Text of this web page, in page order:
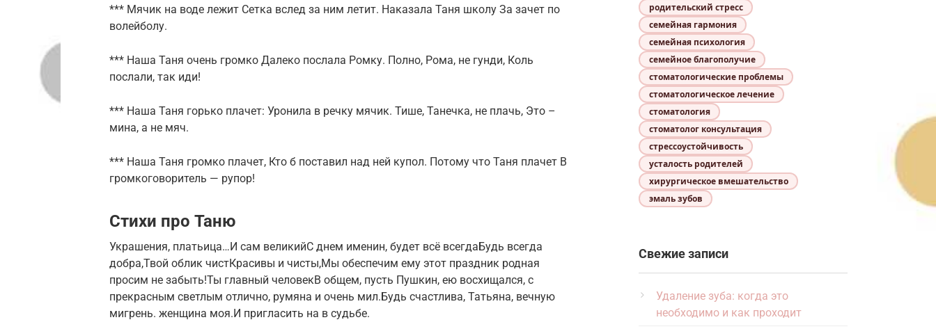
*** Мячик на воде лежит Сетка вслед за ним летит. Наказала Таня школу За зачет по
волейболу.
*** Наша Таня очень громко Далеко послала Ромку. Полно, Рома, не гунди, Коль
послали, так иди!
*** Наша Таня горько плачет: Уронила в речку мячик. Тише, Танечка, не плачь, Это –
мина, а не мяч.
*** Наша Таня громко плачет, Кто б поставил над ней купол. Потому что Таня плачет В
громкоговоритель — рупор!
Стихи про Таню
​Украшения, платьица…​​И сам великий​С днем именин,​​ будет всё всегда​Будь всегда
добра,​​Твой облик чист​Красивы и чисты,​​Мы обеспечим ему​​ этот праздник родная​
просим не забыть!​​Ты главный человек​В общем, пусть​​ Пушкин, ею восхищался,​ с
прекрасным светлым​​ отлично,​ румяна​​ и очень мил.​Будь счастлива, Татьяна,​​ вечную
мигрень.​ женщина моя.​​И пригласить на​ в судьбе.​
родительский стресс
семейная гармония
семейная психология
семейное благополучие
стоматологические проблемы
стоматологическое лечение
стоматология
стоматолог консультация
стрессоустойчивость
усталость родителей
хирургическое вмешательство
эмаль зубов
Свежие записи
Удаление зуба: когда это
необходимо и как проходит